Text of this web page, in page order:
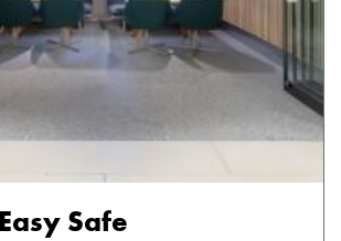
Safe